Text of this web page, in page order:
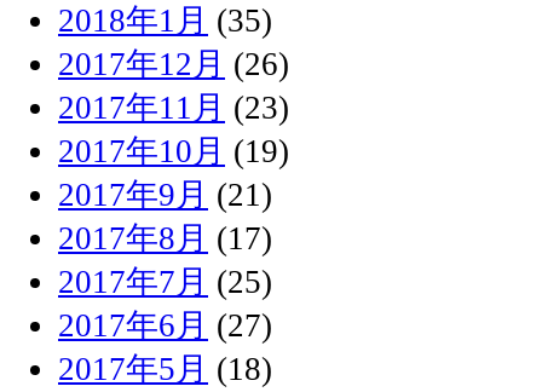
2018年1月 (35)
2017年12月 (26)
2017年11月 (23)
2017年10月 (19)
2017年9月 (21)
2017年8月 (17)
2017年7月 (25)
2017年6月 (27)
2017年5月 (18)